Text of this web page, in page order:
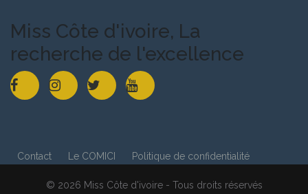
Miss Côte d'ivoire, La
recherche de l'excellence
Contact Le COMICI Politique de confidentialité
© 2026 Miss Côte d'ivoire - Tous droits réservés